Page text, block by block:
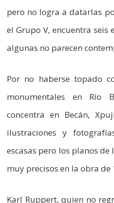
pero no logra a datarlas
el Grupo V, encuentra seis
algunas no parecen
Por no haberse topado
monumentales en Río
concentra en Becán,
ilustraciones y
escasas pero los planos de
muy precisos en la obra de
Karl Ruppert, quien no